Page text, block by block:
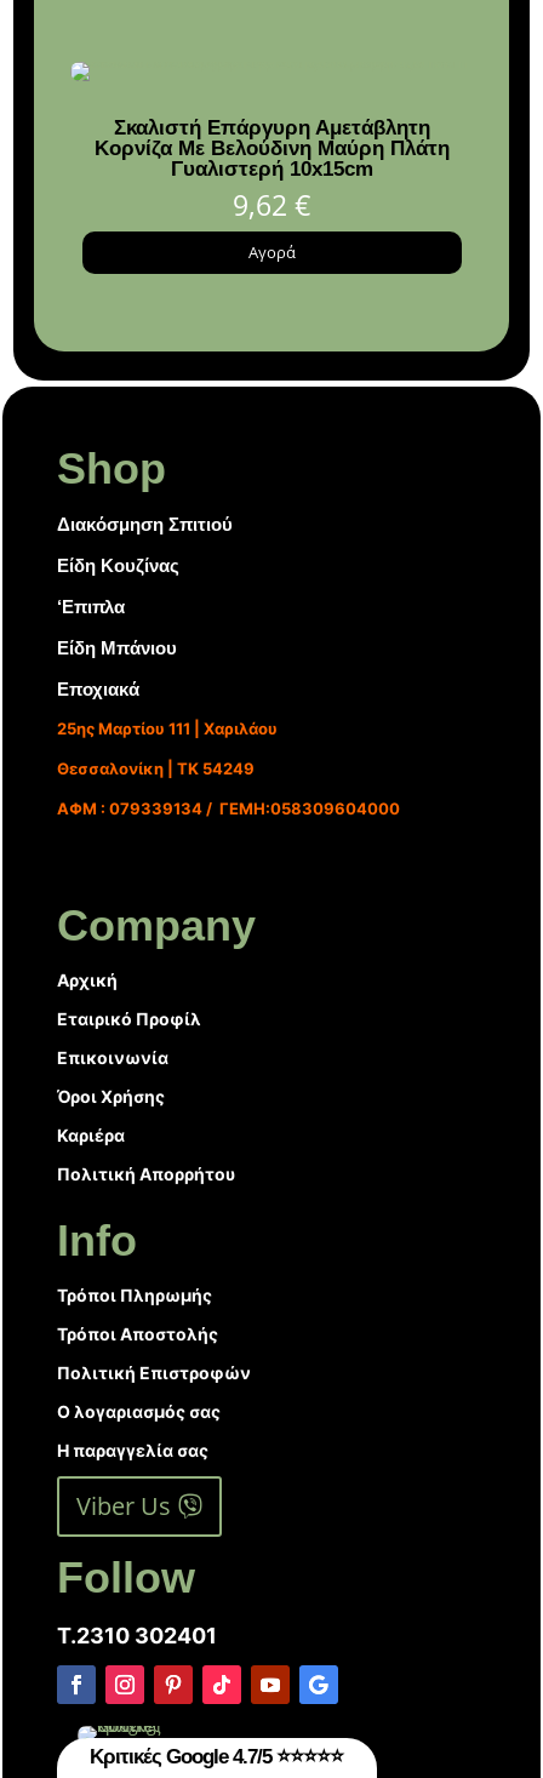
Σκαλιστή Επάργυρη Αμετάβλητη
Κορνίζα Με Βελούδινη Μαύρη Πλάτη
Γυαλιστερή 10x15cm
9,62 €
Αγορά
Shop
Διακόσμηση Σπιτιού
Είδη Κουζίνας
‘Επιπλα
Είδη Μπάνιου
Εποχιακά
25ης Μαρτίου 111 | Χαριλάου
Θεσσαλονίκη | ΤΚ 54249
ΑΦΜ : 079339134 / ΓΕΜΗ:058309604000
Company
Αρχική
Εταιρικό Προφίλ
Επικοινωνία
Όροι Χρήσης
Καριέρα
Πολιτική Απορρήτου
Info
Τρόποι Πληρωμής
Τρόποι Αποστολής
Πολιτική Επιστροφών
Ο λογαριασμός σας
Η παραγγελία σας
Viber Us
Follow
T.2310 302401
Κριτικές Google 4.7/5 ⭐⭐⭐⭐⭐